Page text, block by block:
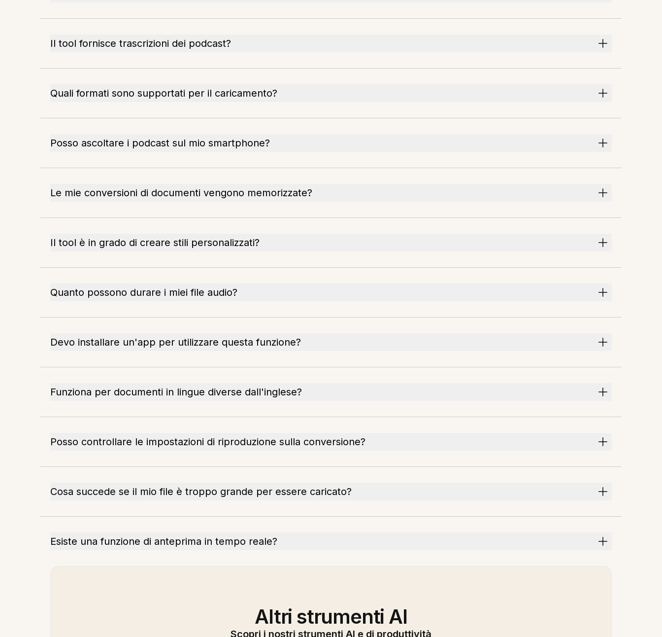
Il tool fornisce trascrizioni dei podcast?
Quali formati sono supportati per il caricamento?
Posso ascoltare i podcast sul mio smartphone?
Le mie conversioni di documenti vengono memorizzate?
Il tool è in grado di creare stili personalizzati?
Quanto possono durare i miei file audio?
Devo installare un'app per utilizzare questa funzione?
Funziona per documenti in lingue diverse dall'inglese?
Posso controllare le impostazioni di riproduzione sulla conversione?
Cosa succede se il mio file è troppo grande per essere caricato?
Esiste una funzione di anteprima in tempo reale?
Altri strumenti AI
Scopri i nostri strumenti AI e di produttività